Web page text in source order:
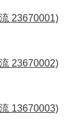
23670001)
23670002)
13670003)